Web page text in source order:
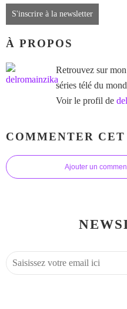
S'inscrire à la newsletter
À PROPOS
Retrouvez sur
séries télé du
Voir le profil de
COMMENTER
Ajouter un